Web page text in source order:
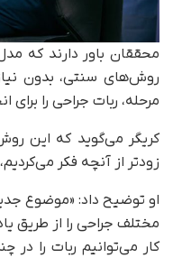
محققان باور دارند که
روش‌های سنتی، بدون
مرحله، ربات جراحی را
کریگر می‌گوید که این
زودتر از آنچه فکر
او توضیح داد: «موضوع
مختلف جراحی را از طریق
کار می‌توانیم ربات را